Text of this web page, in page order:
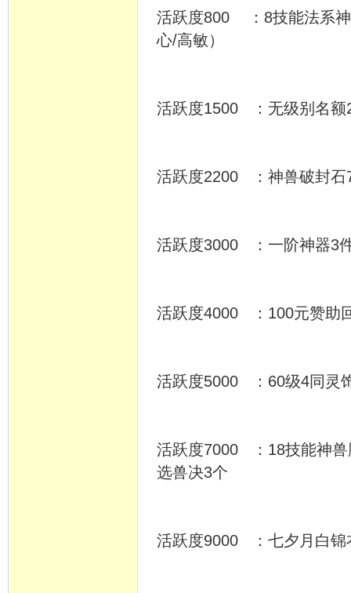
活跃度800 ：8技能法系神
心/高敏）
活跃度1500 ：无级别名额
活跃度2200 ：神兽破封石
活跃度3000 ：一阶神器3
活跃度4000 ：100元赞助
活跃度5000 ：60级4同灵
活跃度7000 ：18技能神
选兽决3个
活跃度9000 ：七夕月白锦